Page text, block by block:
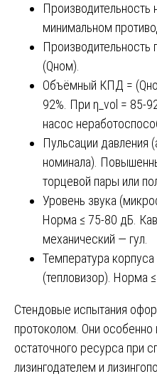
Производительность
минимальном
Производительность
(Qном).
Объёмный КПД =
92%. При η_vol = 85-
насос
Пульсации давления
номинала).
торцевой пары или
Уровень звука
Норма ≤ 75-80 дБ.
механический — гул.
Температура
(тепловизор). Норма ≤
Стендовые испытания
протоколом. Они
остаточного ресурса при
лизингодателем и